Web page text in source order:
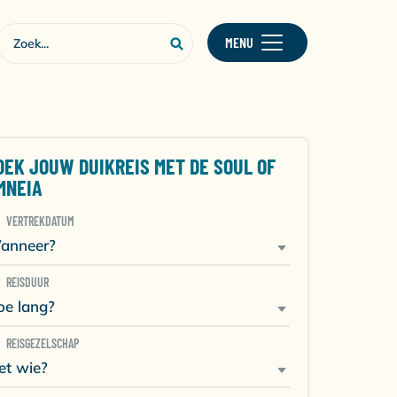
MENU
JOUW DUIKREIS MET DE SOUL OF
VERTREKDATUM
REISDUUR
lang?
REISGEZELSCHAP
wie?